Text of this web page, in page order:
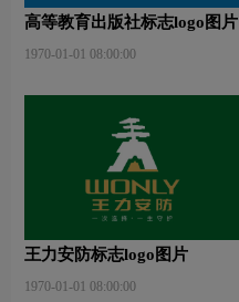
高等教育出版社标志logo图片
1970-01-01 08:00:00
王力安防标志logo图片
1970-01-01 08:00:00